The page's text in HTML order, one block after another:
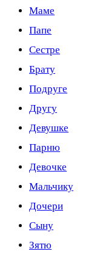
Маме
Папе
Сестре
Брату
Подруге
Другу
Девушке
Парню
Девочке
Мальчику
Дочери
Сыну
Зятю